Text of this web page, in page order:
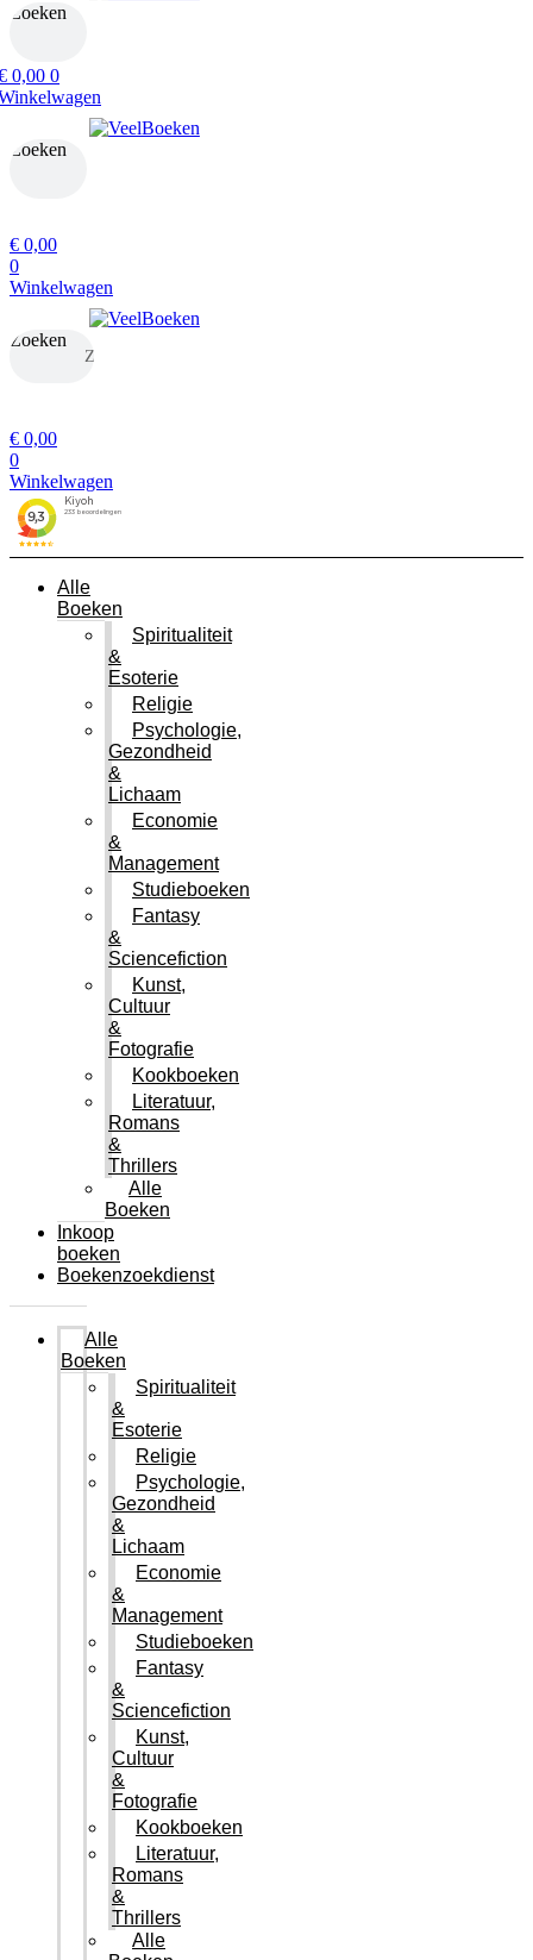
Zoeken
0,00 0
Zoeken
€ 0,00
0
Winkelwagen
Zoeken
Zoeken
€ 0,00
0
Winkelwagen
Alle
Boeken
Spiritualiteit
&
Esoterie
Religie
Psychologie,
Gezondheid
&
Lichaam
Economie
&
Management
Studieboeken
Fantasy
&
Sciencefiction
Kunst,
Cultuur
&
Fotografie
Kookboeken
Literatuur,
Romans
&
Thrillers
Alle
Boeken
Inkoop
boeken
Boekenzoekdienst
Alle
Boeken
Spiritualiteit
&
Esoterie
Religie
Psychologie,
Gezondheid
&
Lichaam
Economie
&
Management
Studieboeken
Fantasy
&
Sciencefiction
Kunst,
Cultuur
&
Fotografie
Kookboeken
Literatuur,
Romans
&
Thrillers
Alle